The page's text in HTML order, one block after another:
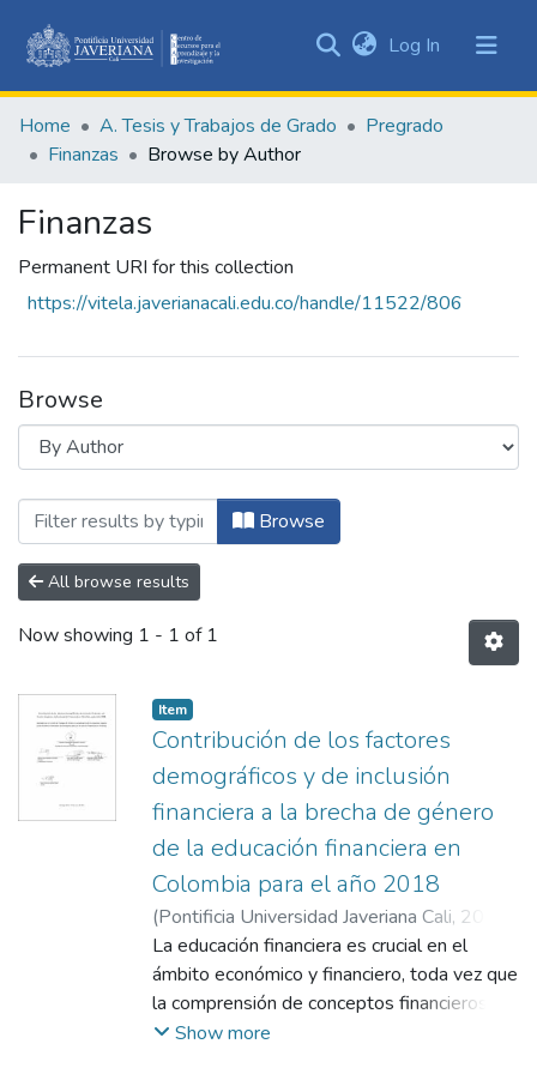
&
Collections
Log In (current)
Home A. Tesis y Trabajos de Grado
Pregrado
Finanzas
Browse by Author
Finanzas
Permanent URI for this collection
https://vitela.javerianacali.edu.co/handle/11522/806
Browse
Browsing Finanzas by Author "Cuevas
Browse
All browse results
Now showing 1 - 1 of 1
Item
Contribución de los factores
demográficos y de inclusión
financiera a la brecha de género
de la educación financiera en
Colombia para el año 2018
(Pontificia Universidad Javeriana Cali, 2024
Vallecilla Quintero, María Camila;López
Estrada, Sebastián ;Cuevas Mejía, John Jairo
La educación financiera es crucial en el
ámbito económico y financiero, toda vez que
la comprensión de conceptos financieros
fundamentales permite a las personas
Show more